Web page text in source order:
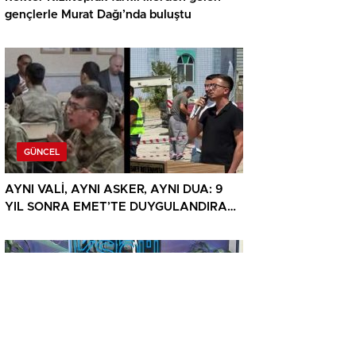
gençlerle Murat Dağı’nda buluştu
GÜNCEL
AYNI VALİ, AYNI ASKER, AYNI DUA: 9
YIL SONRA EMET’TE DUYGULANDIRAN